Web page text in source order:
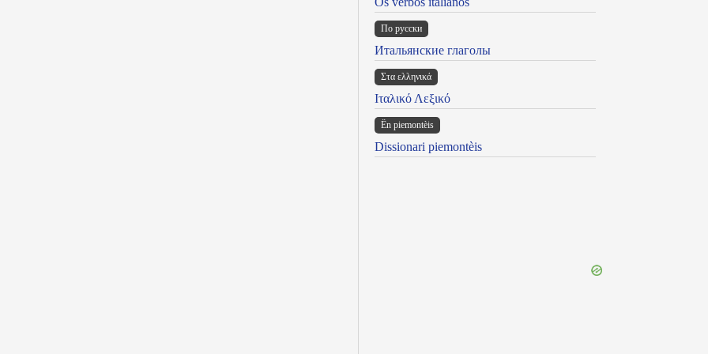
По русски
Итальянские глаголы
Στα ελληνικά
Ιταλικό Λεξικό
Ën piemontèis
Dissionari piemontèis